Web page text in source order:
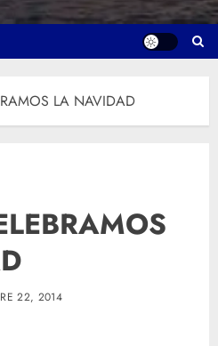
LA NAVIDAD
22, 2014